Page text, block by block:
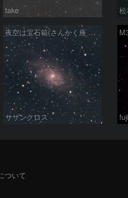
take
夜空は宝石箱(さんかく座 M33) Seestar50
サザンクロス
ついて